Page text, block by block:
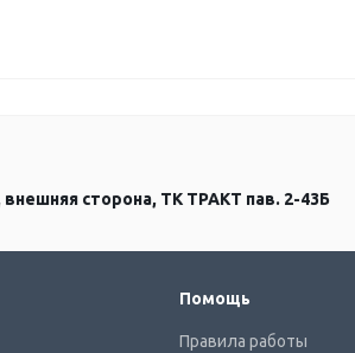
сторона, ТК ТРАКТ пав. 2-43Б
Помощь
Правила работы